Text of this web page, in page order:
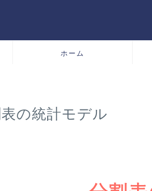
ホーム
の統計モデル